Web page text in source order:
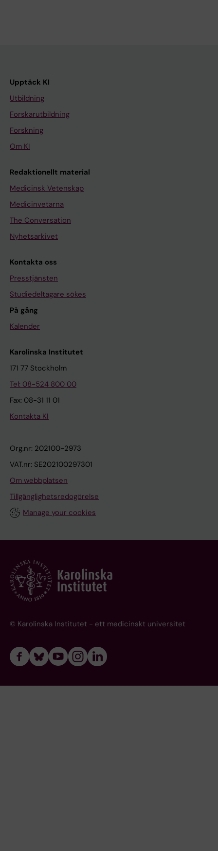
Upptäck KI
Utbildning
Forskarutbildning
Forskning
Om KI
Redaktionellt material
Medicinsk Vetenskap
Medicinvetarna
The Conversation
Nyhetsarkivet
Kontakta oss
Presstjänsten
Studiedeltagare sökes
På gång
Kalender
Karolinska Institutet
171 77 Stockholm
Tel: 08-524 800 00
Fax: 08-31 11 01
Kontakta KI
Org.nr: 202100-2973
VAT.nr: SE202100297301
Om webbplatsen
Tillgänglighetsredogörelse
Manage your cookies
© Karolinska Institutet - ett medicinskt universitet